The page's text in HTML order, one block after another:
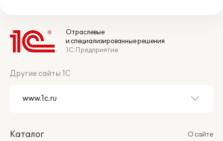
Отраслевые
и специализированные решения
1С:Предприятие
Другие сайты 1С
Каталог
О сайте